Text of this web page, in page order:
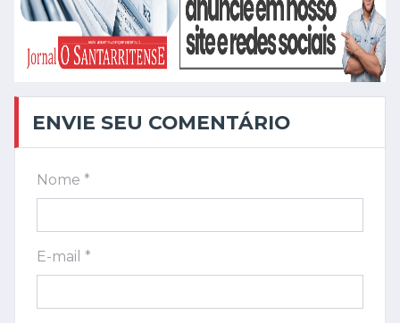
ENVIE SEU COMENTÁRIO
Nome *
E-mail *